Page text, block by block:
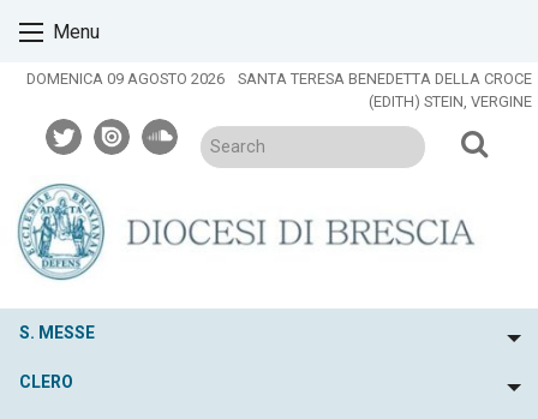
content
Menu
DOMENICA 09 AGOSTO 2026
SANTA TERESA BENEDETTA DELLA CROCE
(EDITH) STEIN, VERGINE
twitterissuusoundcloud
S. MESSE
CLERO